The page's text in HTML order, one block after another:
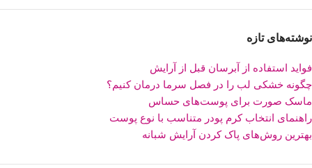
نوشته‌های تازه
فواید استفاده از آبرسان قبل از آرایش
چگونه خشکی لب را در فصل سرما درمان کنیم؟
ماسک صورت برای پوست‌های حساس
راهنمای انتخاب کرم پودر متناسب با نوع پوست
بهترین روش‌های پاک کردن آرایش شبانه